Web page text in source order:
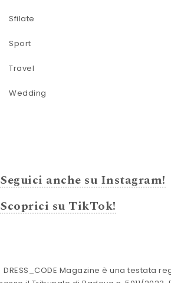
Sfilate
Sport
Travel
Wedding
Seguici anche su Instagram!
Scoprici su TikTok!
DRESS_CODE Magazine è una testata